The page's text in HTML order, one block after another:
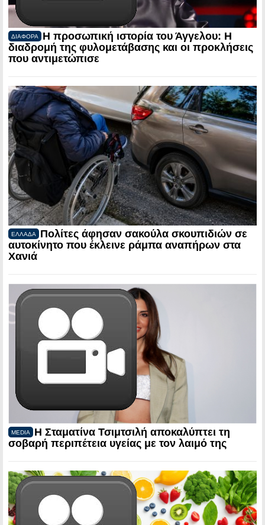
ΔΙΑΦΟΡΑ
Η προσωπική ιστορία του Άγγελου: Η
διαδρομή της φυλομετάβασης και οι προκλήσεις
που αντιμετώπισε
ΕΛΛΑΔΑ
Πολίτες άφησαν σακούλα σκουπιδιών σε
αυτοκίνητο που έκλεινε ράμπα αναπήρων στα
Χανιά
MEDIA
Η Σταματίνα Τσιμτσιλή αποκαλύπτει τη
σοβαρή περιπέτεια υγείας με τον λαιμό της